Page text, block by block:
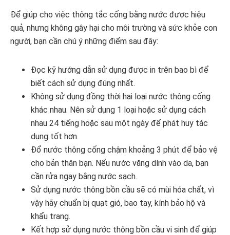
Để giúp cho việc thông tắc cống bằng nước được hiệu
quả, nhưng không gây hại cho môi trường và sức khỏe con
người, bạn cần chú ý những điểm sau đây:
Đọc kỹ hướng dẫn sử dụng được in trên bao bì để
biết cách sử dụng đúng nhất.
Không sử dụng đồng thời hai loại nước thông cống
khác nhau. Nên sử dụng 1 loại hoặc sử dụng cách
nhau 24 tiếng hoặc sau một ngày để phát huy tác
dụng tốt hơn.
Đổ nước thông cống chậm khoảng 3 phút để bảo vệ
cho bản thân bạn. Nếu nước văng dính vào da, bạn
cần rửa ngay bằng nước sạch.
Sử dụng nước thông bồn cầu sẽ có mùi hóa chất, vì
vậy hãy chuẩn bị quạt gió, bao tay, kính bảo hộ và
khẩu trang.
Kết hợp sử dụng nước thông bồn cầu vi sinh để giúp